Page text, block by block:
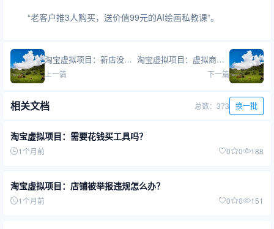
“老客户推3人购买，送价值99元的AI绘画私教课”。
淘宝虚拟项目：新店没流量怎么办？
上一篇
淘宝虚拟项目：虚拟商品图片尺寸是多少？
下一篇
相关文档 总数：373 换一批
淘宝虚拟项目：需要花钱买工具吗？
1个月前 0 0 188
淘宝虚拟项目：店铺被举报违规怎么办？
1个月前 0 0 151